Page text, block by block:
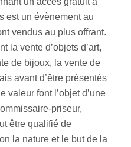
est un évènement au
vendus au plus offrant.
la vente d’objets d’art,
de bijoux, la vente de
avant d’être présentés
valeur font l’objet d’une
priseur,
être qualifié de
la nature et le but de la